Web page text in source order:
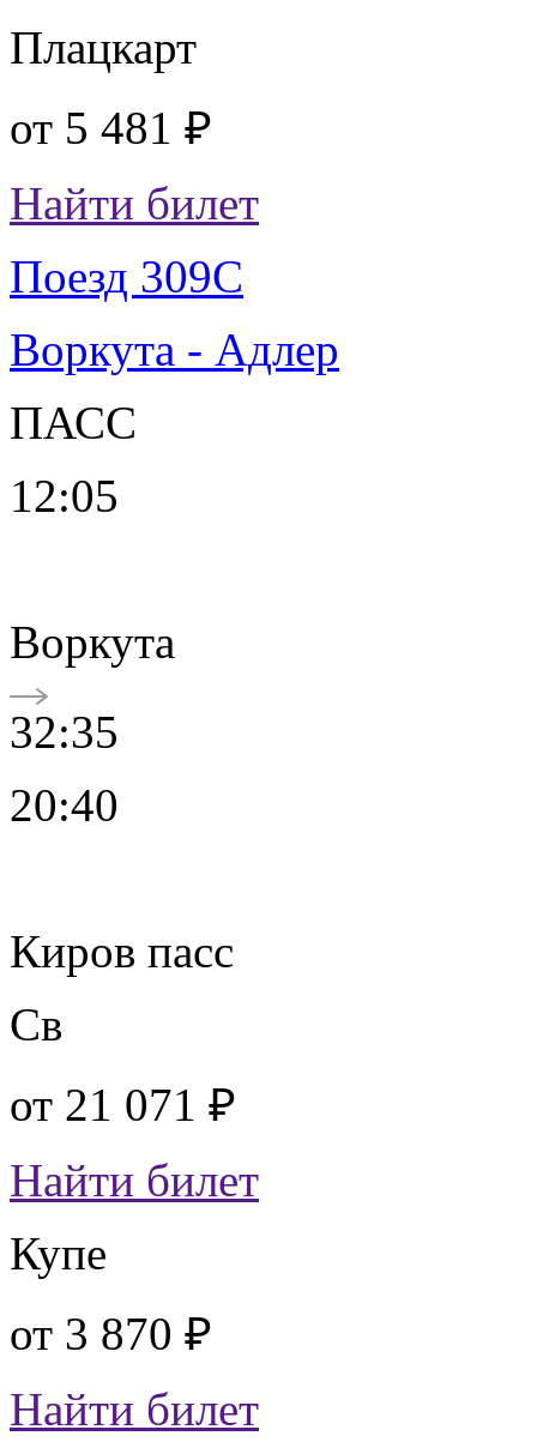
Плацкарт
от 5 481 ₽
Найти билет
Поезд 309С
Воркута - Адлер
ПАСС
12:05
Воркута
32:35
20:40
Киров пасс
Св
от 21 071 ₽
Найти билет
Купе
от 3 870 ₽
Найти билет